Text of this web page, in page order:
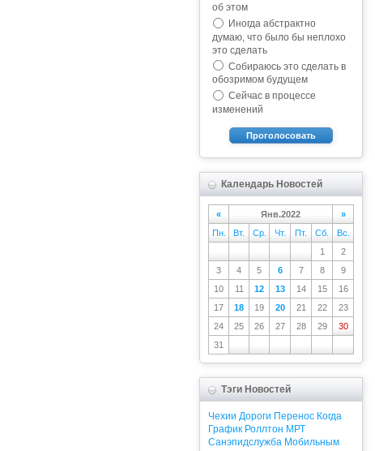
об этом
Иногда абстрактно
думаю, что было бы неплохо
это сделать
Собираюсь это сделать в
обозримом будущем
Сейчас в процессе
изменений
Проголосовать
Календарь Новостей
« Янв.2022
»
Пн.
Вт. Ср. Чт. Пт. Сб.
Вс.
1
2
3
4 5 6 7 8
9
10
11 12 13 14 15
16
17
18 19 20 21 22
23
24
25 26 27 28 29
30
31
Тэги Новостей
Чехии Дороги Перенос Когда
График Роллтон МРТ
Санэпидслужба Мобильным